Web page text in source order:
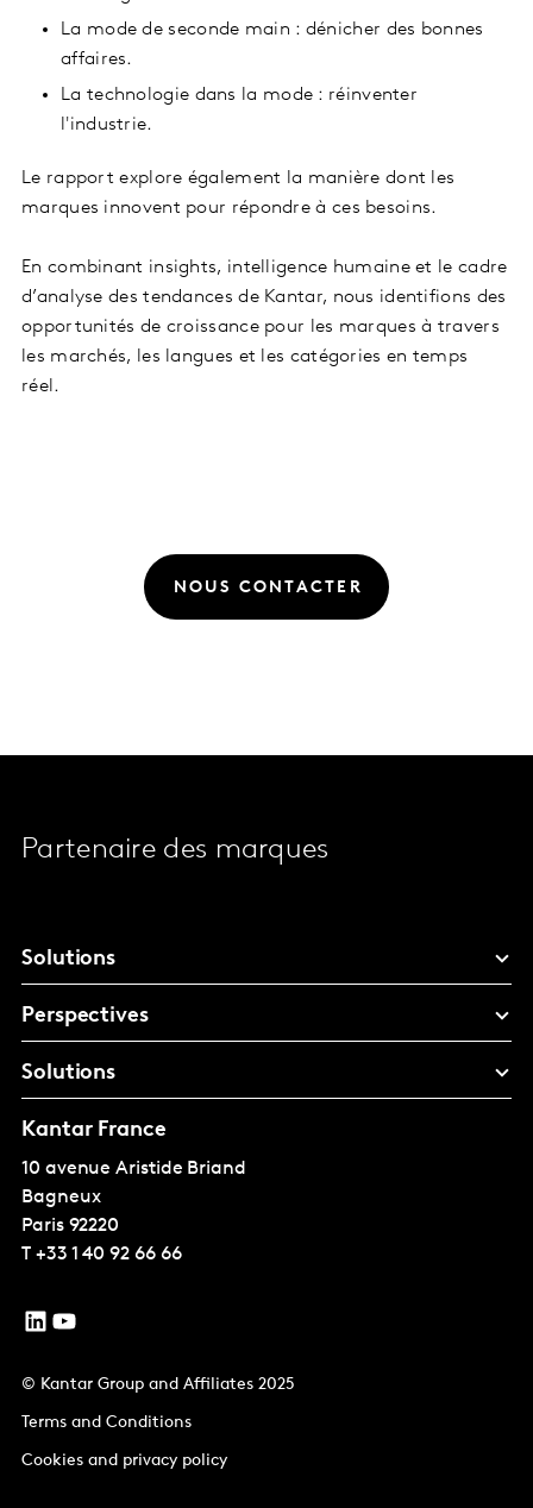
La mode de seconde main : dénicher des bonnes
affaires.
La technologie dans la mode : réinventer
l'industrie.
Le rapport explore également la manière dont les
marques innovent pour répondre à ces besoins.
En combinant insights, intelligence humaine et le cadre
d’analyse des tendances de Kantar, nous identifions des
opportunités de croissance pour les marques à travers
les marchés, les langues et les catégories en temps
réel.
NOUS CONTACTER
Partenaire des marques
Solutions
Perspectives
Solutions
Kantar France
10 avenue Aristide Briand
Bagneux
Paris 92220
T +33 1 40 92 66 66
© Kantar Group and Affiliates 2025
Terms and Conditions
Cookies and privacy policy